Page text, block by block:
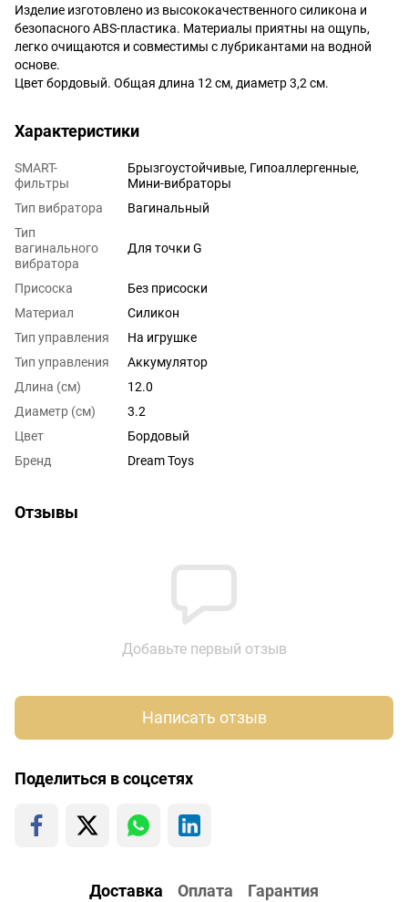
Изделие изготовлено из высококачественного силикона и
безопасного ABS-пластика. Материалы приятны на ощупь,
легко очищаются и совместимы с лубрикантами на водной
основе.
Цвет бордовый. Общая длина 12 см, диаметр 3,2 см.
Характеристики
SMART-
фильтры
Брызгоустойчивые, Гипоаллергенные,
Мини-вибраторы
Тип вибратора
Вагинальный
Тип
вагинального
вибратора
Для точки G
Присоска
Без присоски
Материал
Силикон
Тип управления
На игрушке
Тип управления
Аккумулятор
Длина (см)
12.0
Диаметр (см)
3.2
Цвет
Бордовый
Бренд
Dream Toys
Отзывы
Добавьте первый отзыв
Написать отзыв
Поделиться в соцсетях
Доставка Оплата Гарантия